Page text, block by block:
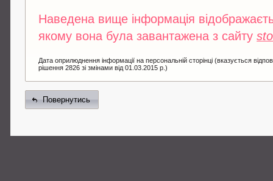
Наведена вище інформація
якому вона була завантажена з сайту
Дата оприлюднення інформації на персональній сторінці (вказується
рішення 2826 зі змінами від 01.03.2015 р.)
Повернутись